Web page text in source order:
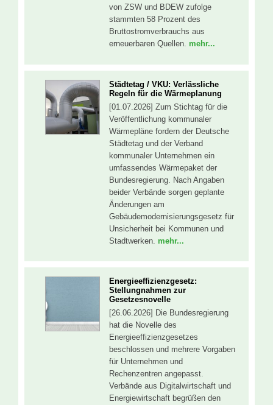
von ZSW und BDEW zufolge
stammten 58 Prozent des
Bruttostromverbrauchs aus
erneuerbaren Quellen. mehr...
Städtetag / VKU: Verlässliche
Regeln für die Wärmeplanung
[01.07.2026] Zum Stichtag für die
Veröffentlichung kommunaler
Wärmepläne fordern der Deutsche
Städtetag und der Verband
kommunaler Unternehmen ein
umfassendes Wärmepaket der
Bundesregierung. Nach Angaben
beider Verbände sorgen geplante
Änderungen am
Gebäudemodernisierungsgesetz für
Unsicherheit bei Kommunen und
Stadtwerken. mehr...
Energieeffizienzgesetz:
Stellungnahmen zur
Gesetzesnovelle
[26.06.2026] Die Bundesregierung
hat die Novelle des
Energieeffizienzgesetzes
beschlossen und mehrere Vorgaben
für Unternehmen und
Rechenzentren angepasst.
Verbände aus Digitalwirtschaft und
Energiewirtschaft begrüßen den